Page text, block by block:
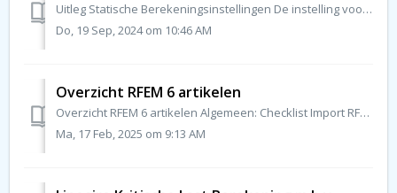
Uitleg Statische Berekeningsinstellingen De instelling voor de statische berekening (SB) specificeert de regels op basis waarvan belastinggevallen en be...
Do, 19 Sep, 2024 om 10:46 AM
Overzicht RFEM 6 artikelen
Overzicht RFEM 6 artikelen Algemeen: Checklist Import RFEM 5 bestand in RFEM 6 Geo-Zone data in je Extranet Account De invloed van een virusscann...
Ma, 17 Feb, 2025 om 9:13 AM